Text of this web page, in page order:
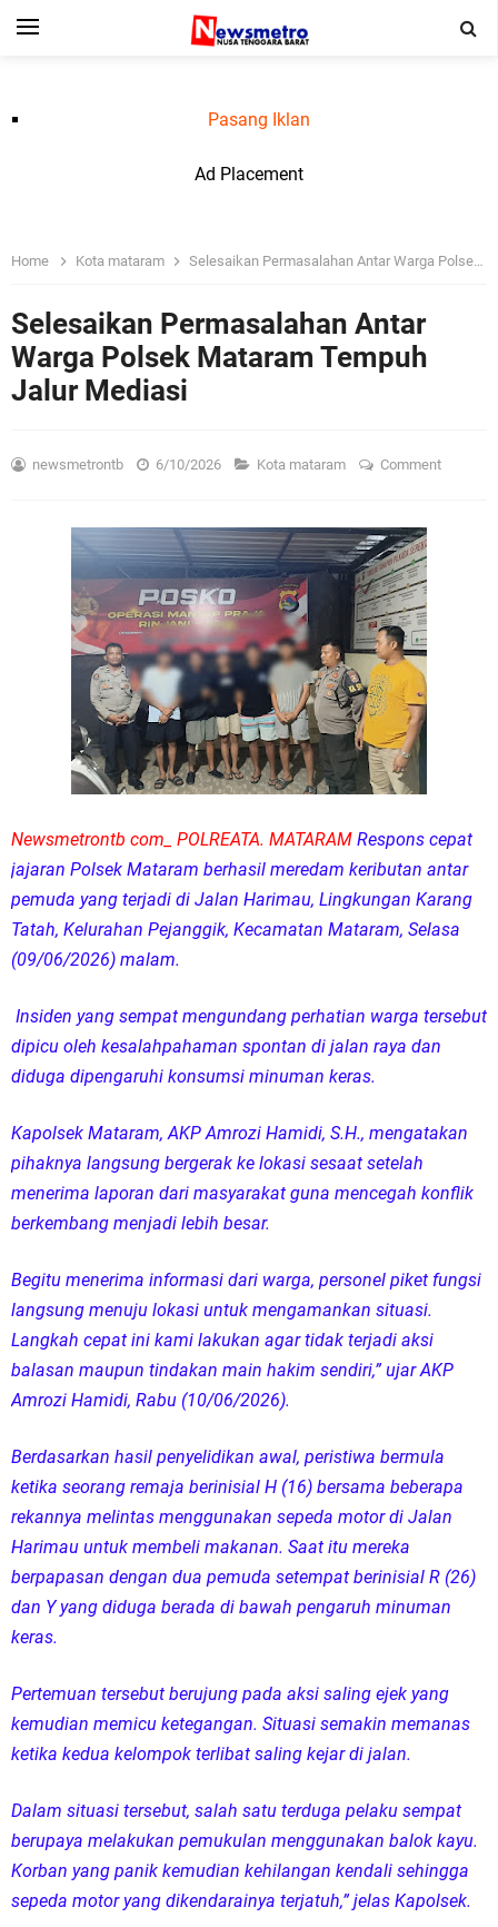
Pasang Iklan
Ad Placement
Home Kota mataram Selesaikan Permasalahan Antar Warga Polsek Mataram Tempuh Jalur Mediasi
Selesaikan Permasalahan Antar
Warga Polsek Mataram Tempuh
Jalur Mediasi
newsmetrontb 6/10/2026 Kota mataram Comment
Newsmetrontb com_ POLREATA. MATARAM Respons cepat
jajaran Polsek Mataram berhasil meredam keributan antar
pemuda yang terjadi di Jalan Harimau, Lingkungan Karang
Tatah, Kelurahan Pejanggik, Kecamatan Mataram, Selasa
(09/06/2026) malam.
Insiden yang sempat mengundang perhatian warga tersebut
dipicu oleh kesalahpahaman spontan di jalan raya dan
diduga dipengaruhi konsumsi minuman keras.
Kapolsek Mataram, AKP Amrozi Hamidi, S.H., mengatakan
pihaknya langsung bergerak ke lokasi sesaat setelah
menerima laporan dari masyarakat guna mencegah konflik
berkembang menjadi lebih besar.
Begitu menerima informasi dari warga, personel piket fungsi
langsung menuju lokasi untuk mengamankan situasi.
Langkah cepat ini kami lakukan agar tidak terjadi aksi
balasan maupun tindakan main hakim sendiri,” ujar AKP
Amrozi Hamidi, Rabu (10/06/2026).
Berdasarkan hasil penyelidikan awal, peristiwa bermula
ketika seorang remaja berinisial H (16) bersama beberapa
rekannya melintas menggunakan sepeda motor di Jalan
Harimau untuk membeli makanan. Saat itu mereka
berpapasan dengan dua pemuda setempat berinisial R (26)
dan Y yang diduga berada di bawah pengaruh minuman
keras.
Pertemuan tersebut berujung pada aksi saling ejek yang
kemudian memicu ketegangan. Situasi semakin memanas
ketika kedua kelompok terlibat saling kejar di jalan.
Dalam situasi tersebut, salah satu terduga pelaku sempat
berupaya melakukan pemukulan menggunakan balok kayu.
Korban yang panik kemudian kehilangan kendali sehingga
sepeda motor yang dikendarainya terjatuh,” jelas Kapolsek.